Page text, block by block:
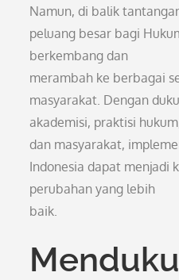
Namun, di balik
peluang besar bagi
berkembang dan
merambah ke berbagai
masyarakat. Dengan
akademisi, praktisi
dan masyarakat,
Indonesia dapat menjadi
perubahan yang lebih
baik.